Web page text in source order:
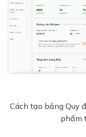
Cách tạo bảng Quy
phẩm